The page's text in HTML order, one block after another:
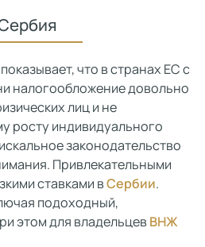
что в странах ЕС с
налогообложение довольно
лиц и не
росту индивидуального
законодательство
Привлекательными
ставками вСербии.
подоходный,
этом для владельцевВНЖ